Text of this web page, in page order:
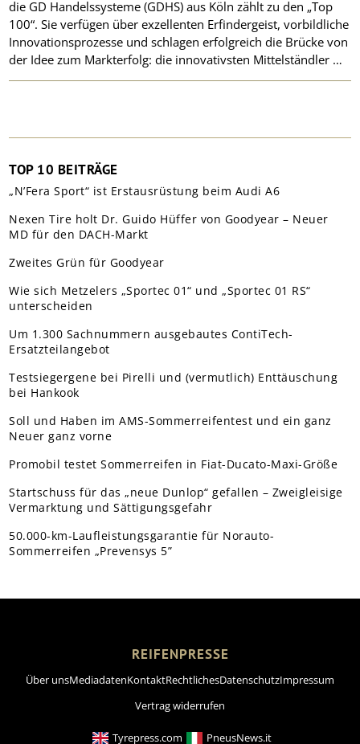
die GD Handelssysteme (GDHS) aus Köln zählt zu den „Top
100“. Sie verfügen über exzellenten Erfindergeist, vorbildliche
Innovationsprozesse und schlagen erfolgreich die Brücke von
der Idee zum Markterfolg: die innovativsten Mittelständler …
TOP 10 BEITRÄGE
„N’Fera Sport“ ist Erstausrüstung beim Audi A6
Nexen Tire holt Dr. Guido Hüffer von Goodyear – Neuer
MD für den DACH-Markt
Zweites Grün für Goodyear
Wie sich Metzelers „Sportec 01“ und „Sportec 01 RS“
unterscheiden
Um 1.300 Sachnummern ausgebautes ContiTech-
Ersatzteilangebot
Testsiegergene bei Pirelli und (vermutlich) Enttäuschung
bei Hankook
Soll und Haben im AMS-Sommerreifentest und ein ganz
Neuer ganz vorne
Promobil testet Sommerreifen in Fiat-Ducato-Maxi-Größe
Startschuss für das „neue Dunlop“ gefallen – Zweigleisige
Vermarktung und Sättigungsgefahr
50.000-km-Laufleistungsgarantie für Norauto-
Sommerreifen „Prevensys 5”
REIFENPRESSE
Über unsMediadatenKontaktRechtlichesDatenschutzImpressum
Vertrag widerrufen
Tyrepress.com PneusNews.it